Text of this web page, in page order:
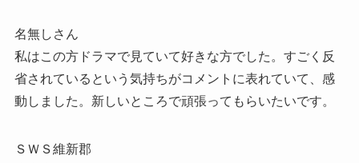
名無しさん
私はこの方ドラマで見ていて好きな方でした。すごく反
省されているという気持ちがコメントに表れていて、感
動しました。新しいところで頑張ってもらいたいです。
ＳＷＳ維新郡